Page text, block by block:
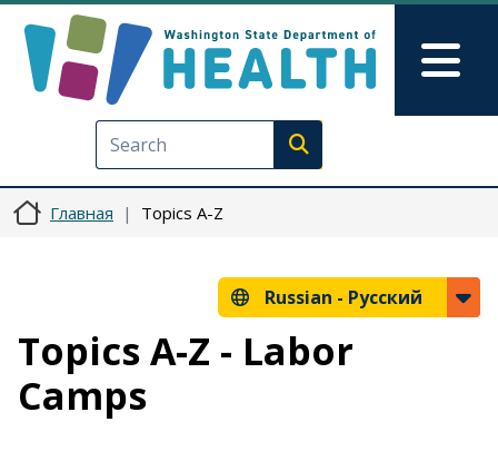
Execute search
Главная Topics A-Z
Russian - Русский
Topics A-Z - Labor
Camps